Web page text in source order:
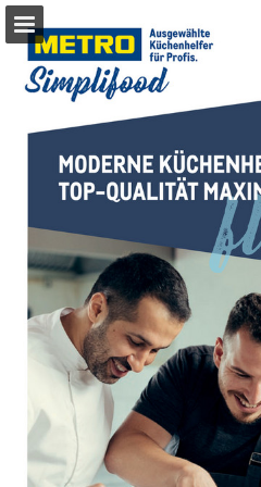
metro.de
Seitenübersicht
Suchen